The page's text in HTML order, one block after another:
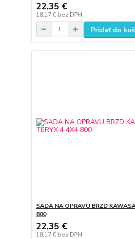
22,35 €
18,17 € bez DPH
Pridať do
SADA NA OPRAVU BRZD
800
22,35 €
18,17 € bez DPH